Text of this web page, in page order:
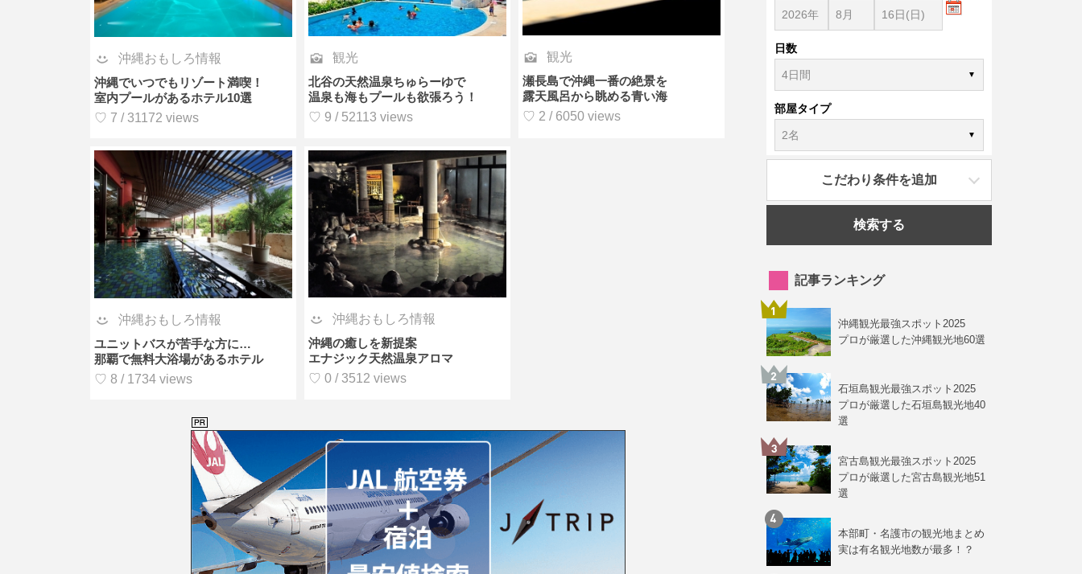
沖縄おもしろ情報
沖縄でいつでもリゾート満喫！
室内プールがあるホテル10選
♡ 7 / 31172 views
観光
北谷の天然温泉ちゅらーゆで
温泉も海もプールも欲張ろう！
♡ 9 / 52113 views
観光
瀬長島で沖縄一番の絶景を
露天風呂から眺める青い海
♡ 2 / 6050 views
沖縄おもしろ情報
ユニットバスが苦手な方に…
那覇で無料大浴場があるホテル
♡ 8 / 1734 views
沖縄おもしろ情報
沖縄の癒しを新提案
エナジック天然温泉アロマ
♡ 0 / 3512 views
日数
部屋タイプ
こだわり条件を追加
検索する
記事ランキング
沖縄観光最強スポット2025
プロが厳選した沖縄観光地60選
石垣島観光最強スポット2025
プロが厳選した石垣島観光地40
選
宮古島観光最強スポット2025
プロが厳選した宮古島観光地51
選
本部町・名護市の観光地まとめ
実は有名観光地数が最多！？